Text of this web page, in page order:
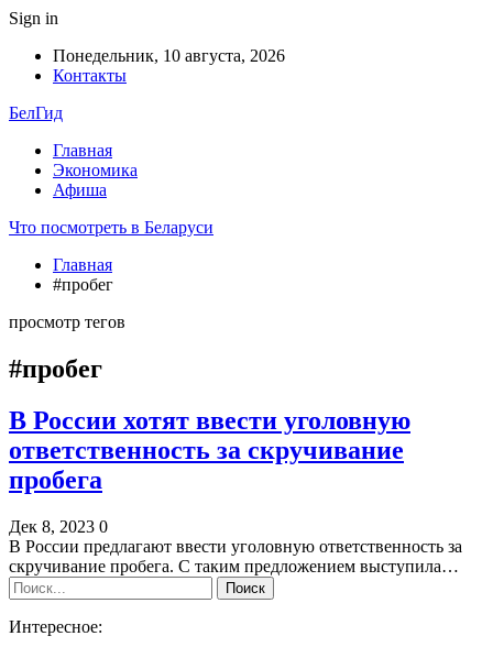
Sign in
Понедельник, 10 августа, 2026
Контакты
БелГид
Главная
Экономика
Афиша
Что посмотреть в Беларуси
Главная
#пробег
просмотр тегов
#пробег
В России хотят ввести уголовную
ответственность за скручивание
пробега
Дек 8, 2023 0
В России предлагают ввести уголовную ответственность за
скручивание пробега. С таким предложением выступила…
Интересное: